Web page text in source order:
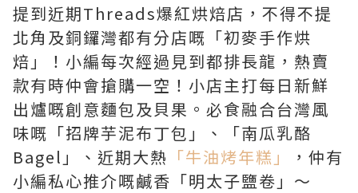
提到近期Threads爆紅烘焙店，不得不提
北角及銅鑼灣都有分店嘅「初麥手作烘
焙」！小編每次經過見到都排長龍，熱賣
款有時仲會搶購一空！小店主打每日新鮮
出爐嘅創意麵包及貝果。必食融合台灣風
味嘅「招牌芋泥布丁包」、「南瓜乳酪
Bagel」、近期大熱 「牛油烤年糕」
，仲有
小編私心推介嘅鹹香「明太子鹽卷」～